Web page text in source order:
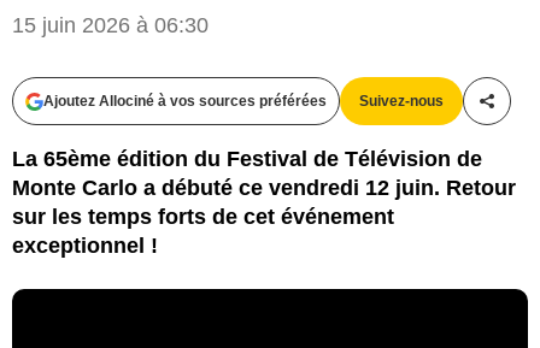
15 juin 2026 à 06:30
Ajoutez Allociné à vos sources préférées Suivez-nous
La 65ème édition du Festival de Télévision de
Monte Carlo a débuté ce vendredi 12 juin. Retour
sur les temps forts de cet événement
exceptionnel !